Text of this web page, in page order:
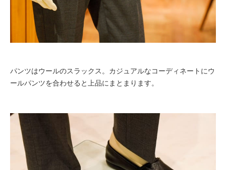
パンツはウールのスラックス。カジュアルなコーディネートにウ
ールパンツを合わせると上品にまとまります。